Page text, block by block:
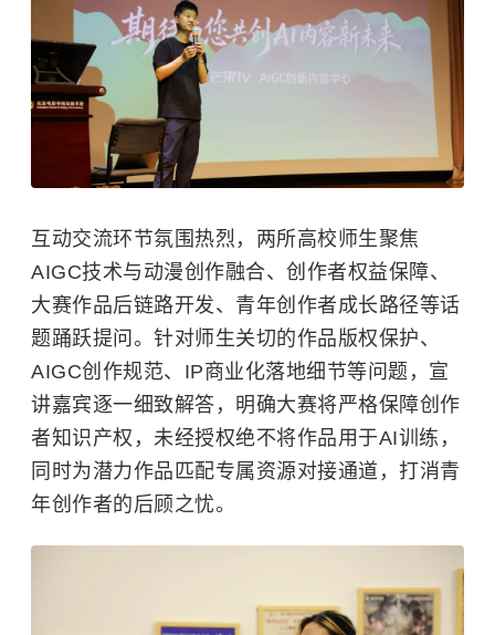
互动交流环节氛围热烈，两所高校师生聚焦
AIGC技术与动漫创作融合、创作者权益保障、
大赛作品后链路开发、青年创作者成长路径等话
题踊跃提问。针对师生关切的作品版权保护、
AIGC创作规范、IP商业化落地细节等问题，宣
讲嘉宾逐一细致解答，明确大赛将严格保障创作
者知识产权，未经授权绝不将作品用于AI训练，
同时为潜力作品匹配专属资源对接通道，打消青
年创作者的后顾之忧。